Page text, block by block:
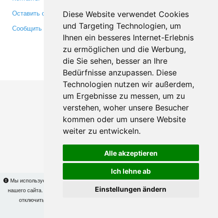
Diese Website verwendet Cookies
und Targeting Technologien, um
Ihnen ein besseres Internet-Erlebnis
zu ermöglichen und die Werbung,
die Sie sehen, besser an Ihre
Bedürfnisse anzupassen. Diese
Technologien nutzen wir außerdem,
um Ergebnisse zu messen, um zu
verstehen, woher unsere Besucher
kommen oder um unsere Website
weiter zu entwickeln.
Alle akzeptieren
Ich lehne ab
Einstellungen ändern
Мы используем cookies для того, чтобы Вы могли использовать весь функционал
нашего сайта. На
Вы сможете узнать подробности и, при желании,
отключить использование cookies. Продолжая пользоваться сайтом, Вы
Оставить отзыв
Сообщить об ошибке
Twitter
YouTube
Google+
Makis© Copyright 2026